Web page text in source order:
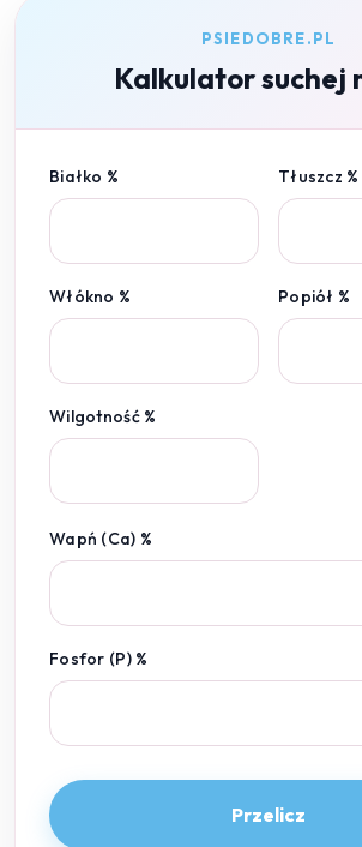
PSIEDOBRE.PL
Kalkulator suchej
Białko % Tłuszcz %
Włókno % Popiół %
Wilgotność %
Wapń (Ca) %
Fosfor (P) %
Przelicz